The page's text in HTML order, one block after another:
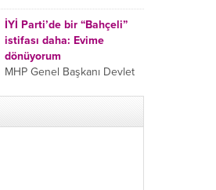
10 yaşındaki kızının “Anne
lütfen...
takip ettiği babasının trans
bireyin evine girdiği gören
cani, babasını vücudunun
çeşitli yerlerinden
bıçaklayarak öldürdü.
İYİ Parti’de bir “Bahçeli”
istifası daha: Evime
dönüyorum
MHP Genel Başkanı Devlet